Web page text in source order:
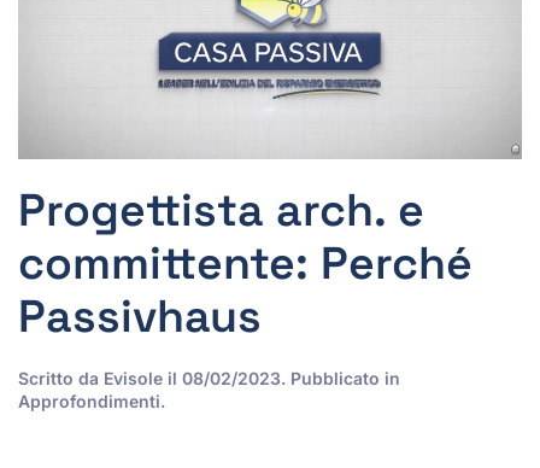
Progettista arch. e
committente: Perché
Passivhaus
Scritto da Evisole il 08/02/2023. Pubblicato in
Approfondimenti.